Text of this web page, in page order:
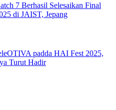
7 Berhasil Selesaikan Final
di JAIST, Jepang
padda HAI Fest 2025,
Turut Hadir